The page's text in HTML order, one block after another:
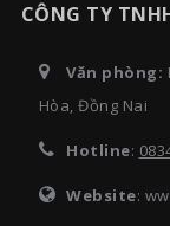
CÔNG TY
Văn phòng:
Hòa, Đồng Nai
Hotline:
Website: